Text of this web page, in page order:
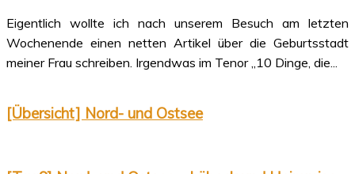
Eigentlich wollte ich nach unserem Besuch am letzten
Wochenende einen netten Artikel über die Geburtsstadt
meiner Frau schreiben. Irgendwas im Tenor „10 Dinge, die...
[Übersicht] Nord- und Ostsee